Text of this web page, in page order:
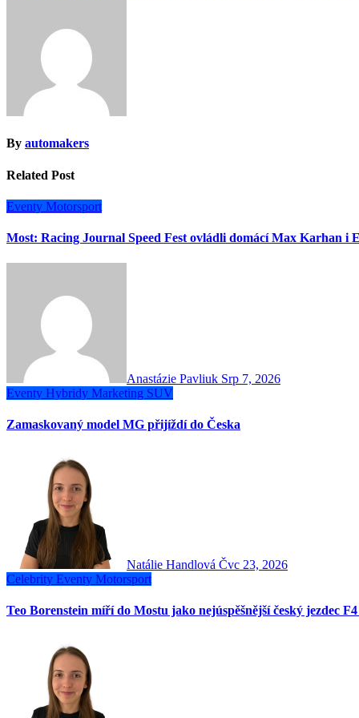
By automakers
Related Post
Eventy Motorsport
Most: Racing Journal Speed Fest ovládli domácí Max Karhan i
Anastázie Pavliuk Srp 7, 2026
Eventy Hybridy Marketing SUV
Zamaskovaný model MG přijíždí do Česka
Natálie Handlová Čvc 23, 2026
Celebrity Eventy Motorsport
Teo Borenstein míří do Mostu jako nejúspěšnější český jezdec